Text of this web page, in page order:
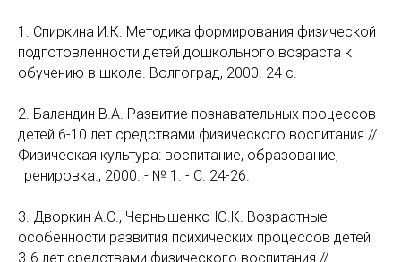
1. Спиркина И.К. Методика формирования физической
подготовленности детей дошкольного возраста к
обучению в школе. Волгоград, 2000. 24 с.
2. Баландин В.А. Развитие познавательных процессов
детей 6-10 лет средствами физического воспитания //
Физическая культура: воспитание, образование,
тренировка., 2000. - № 1. - С. 24-26.
3. Дворкин А.С., Чернышенко Ю.К. Возрастные
особенности развития психических процессов детей
3-6 лет средствами физического воспитания //